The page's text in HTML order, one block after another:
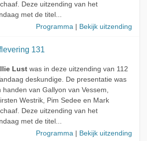
Deze uitzending van het
met de titel...
Programma
Bekijk uitzending
131
Lustwas in deze uitzending van 112
deskundige. De presentatie was
handen van Gallyon van Vessem,
Westrik, Pim Sedee en Mark
Deze uitzending van het
met de titel...
Programma
Bekijk uitzending